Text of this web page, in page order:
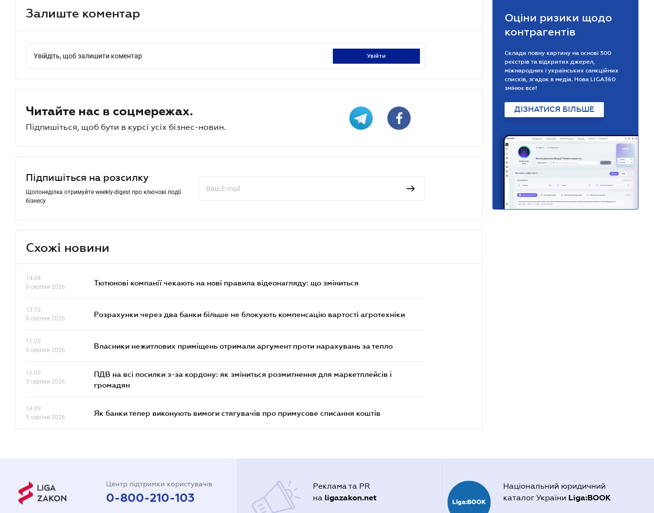
Залиште коментар
Увійдіть, щоб залишити коментар увійти
Читайте нас в соцмережах.
Підпишіться, щоб бути в курсі усіх бізнес-новин.
Підпишіться на розсилку
Щопонеділка отримуйте weekly-digest про ключові події
бізнесу
Схожі новини
14.04
6 серпня 2026
Тютюнові компанії чекають на нові правила відеонагляду: що зміниться
13.13
6 серпня 2026
Розрахунки через два банки більше не блокують компенсацію вартості агротехніки
11.02
6 серпня 2026
Власники нежитлових приміщень отримали аргумент проти нарахувань за тепло
16.05
5 серпня 2026
ПДВ на всі посилки з-за кордону: як зміниться розмитнення для маркетплейсів і
громадян
14.09
5 серпня 2026
Як банки тепер виконують вимоги стягувачів про примусове списання коштів
Оціни ризики щодо
контрагентів
Склади повну картину на основі 300
реєстрів та відкритих джерел,
міжнародних і українських санкційних
списків, згадок в медіа. Нова LIGA360
змінює все!
ДІЗНАТИСЯ БІЛЬШЕ
Центр підтримки користувачів
0-800-210-103
Реклама та PR
на ligazakon.net
Національний юридичний
каталог України Liga:BOOK